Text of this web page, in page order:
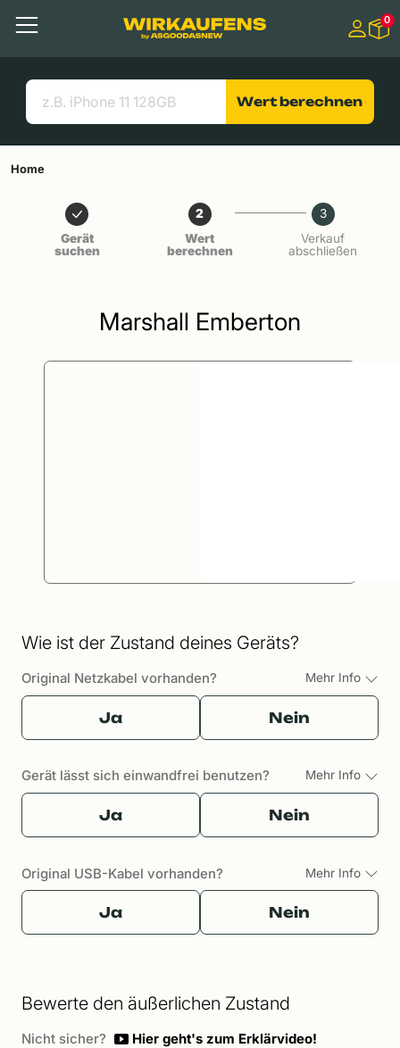
Menü
Suchen
Nützliche Links
0
Wert berechnen
Home
Gerät
suchen
2
Wert
berechnen
3
Verkauf
abschließen
Marshall Emberton
Wie ist der Zustand deines Geräts?
Original Netzkabel vorhanden? Mehr Info
Ja Nein
Gerät lässt sich einwandfrei benutzen? Mehr Info
Ja Nein
Original USB-Kabel vorhanden? Mehr Info
Ja Nein
Bewerte den äußerlichen Zustand
Nicht sicher? Hier geht's zum Erklärvideo!